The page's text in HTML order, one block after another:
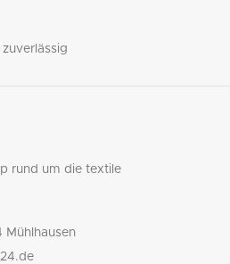
rund um die textile
Mühlhausen